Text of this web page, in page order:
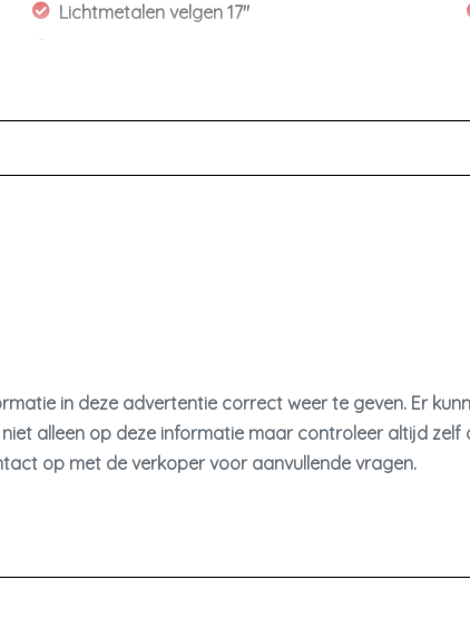
Lichtmetalen velgen 17"
Parkeersensor achter
in deze advertentie correct weer te geven. Er
alleen op deze informatie maar controleer altijd zelf
op met de verkoper voor aanvullende vragen.